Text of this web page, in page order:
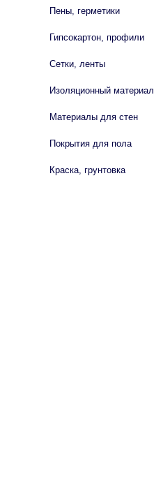
Пены, герметики
Гипсокартон, профили
Сетки, ленты
Изоляционный материал
Материалы для стен
Покрытия для пола
Краска, грунтовка